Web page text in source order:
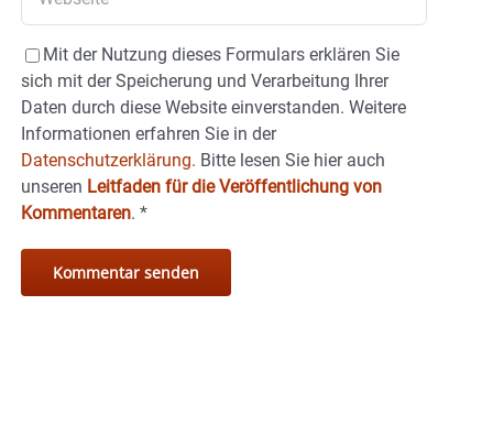
Mit der Nutzung dieses Formulars erklären Sie
sich mit der Speicherung und Verarbeitung Ihrer
Daten durch diese Website einverstanden. Weitere
Informationen erfahren Sie in der
Datenschutzerklärung. Bitte lesen Sie hier auch
unseren Leitfaden für die Veröffentlichung von
Kommentaren. *